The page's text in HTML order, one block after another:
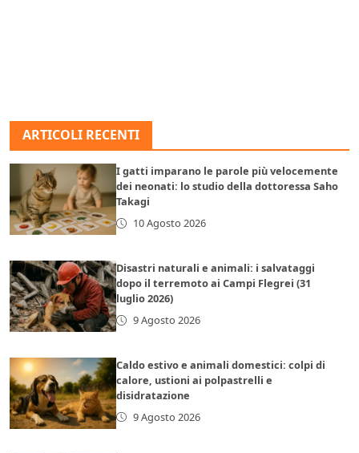
ARTICOLI RECENTI
I gatti imparano le parole più velocemente
dei neonati: lo studio della dottoressa Saho
Takagi
10 Agosto 2026
Disastri naturali e animali: i salvataggi
dopo il terremoto ai Campi Flegrei (31
luglio 2026)
9 Agosto 2026
Caldo estivo e animali domestici: colpi di
calore, ustioni ai polpastrelli e
disidratazione
9 Agosto 2026